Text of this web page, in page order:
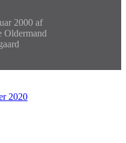
2000 af
Oldermand
2020